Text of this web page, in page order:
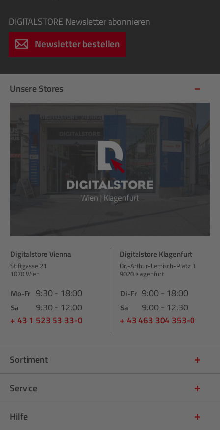
DIGITALSTORE Newsletter abonnieren
Newsletter bestellen
Unsere Stores
Digitalstore Vienna
Stiftgasse 21
1070 Wien
Mo-Fr 9:30 - 18:00
Sa 9:30 - 12:00
+ 43 1 523 53 33-0
Digitalstore Klagenfurt
Dr.-Arthur-Lemisch-Platz 3
9020 Klagenfurt
Di-Fr 9:00 - 18:00
Sa 9:00 - 12:30
+ 43 463 304 353-0
Sortiment
Service
Hilfe